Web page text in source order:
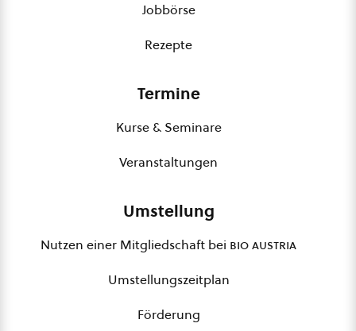
Jobbörse
Rezepte
Termine
Kurse & Seminare
Veranstaltungen
Umstellung
Nutzen einer Mitgliedschaft bei bio austria
Umstellungszeitplan
Förderung